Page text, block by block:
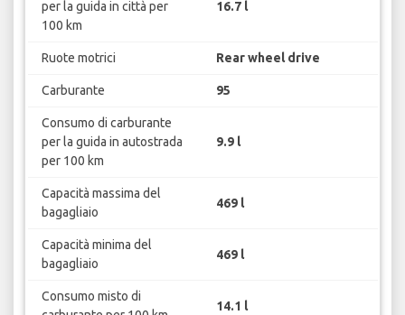
per la guida in città per
100 km
16.7 l
Ruote motrici Rear wheel drive
Carburante 95
Consumo di carburante
per la guida in autostrada
per 100 km
9.9 l
Capacità massima del
bagagliaio
469 l
Capacità minima del
bagagliaio
469 l
Consumo misto di
14.1 l